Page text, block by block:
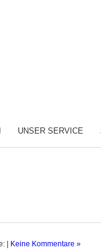
UNSER SERVICE
| Keine Kommentare »